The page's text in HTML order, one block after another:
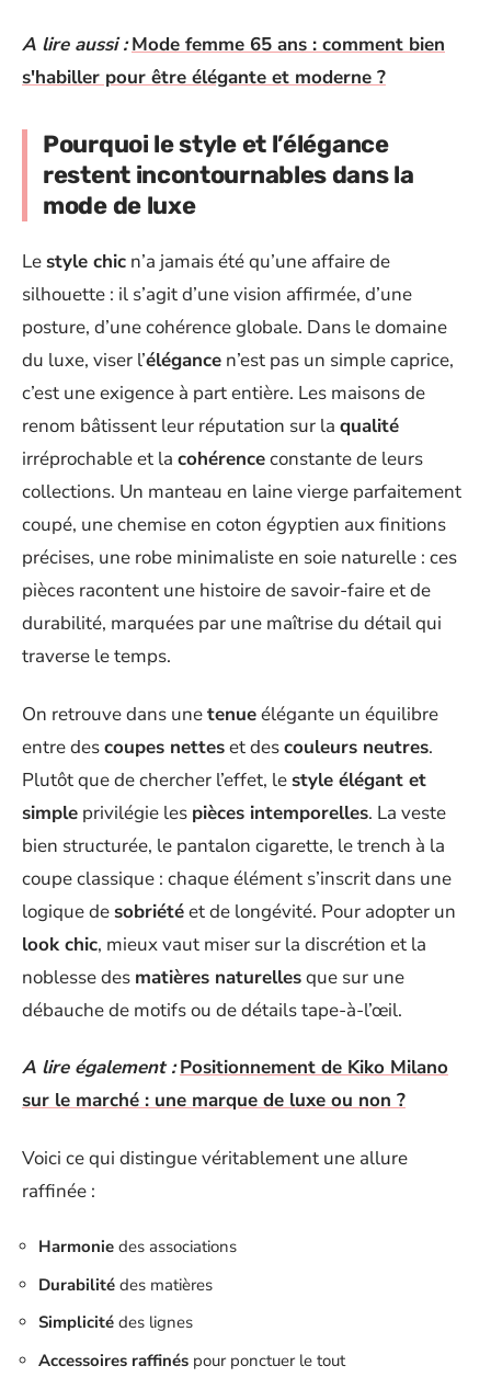
A lire aussi : Mode femme 65 ans : comment bien
s'habiller pour être élégante et moderne ?
Pourquoi le style et l’élégance
restent incontournables dans la
mode de luxe
Le style chic n’a jamais été qu’une affaire de
silhouette : il s’agit d’une vision affirmée, d’une
posture, d’une cohérence globale. Dans le domaine
du luxe, viser l’élégance n’est pas un simple caprice,
c’est une exigence à part entière. Les maisons de
renom bâtissent leur réputation sur la qualité
irréprochable et la cohérenceconstante de leurs
collections. Un manteau en laine vierge parfaitement
coupé, une chemise en coton égyptien aux finitions
précises, une robe minimaliste en soie naturelle : ces
pièces racontent une histoire de savoir-faire et de
durabilité, marquées par une maîtrise du détail qui
traverse le temps.
On retrouve dans unetenueélégante un équilibre
entre descoupes netteset descouleurs neutres.
Plutôt que de chercher l’effet, le style élégant et
simple privilégie les pièces intemporelles. La veste
bien structurée, le pantalon cigarette, le trench à la
coupe classique : chaque élément s’inscrit dans une
logique de sobriétéet de longévité. Pour adopter un
look chic, mieux vaut miser sur la discrétion et la
noblesse des matières naturellesque sur une
débauche de motifs ou de détails tape-à-l’œil.
A lire également : Positionnement de Kiko Milano
sur le marché : une marque de luxe ou non ?
Voici ce qui distingue véritablement une allure
raffinée :
Harmonie des associations
Durabilité des matières
Simplicité des lignes
Accessoires raffinés pour ponctuer le tout